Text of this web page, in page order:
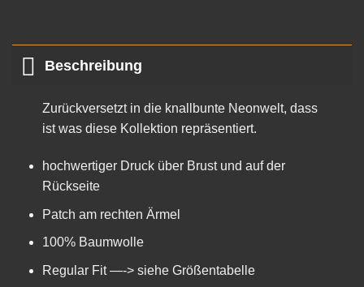
Beschreibung
Zurückversetzt in die knallbunte Neonwelt, dass
ist was diese Kollektion repräsentiert.
hochwertiger Druck über Brust und auf der
Rückseite
Patch am rechten Ärmel
100% Baumwolle
Regular Fit —-> siehe Größentabelle